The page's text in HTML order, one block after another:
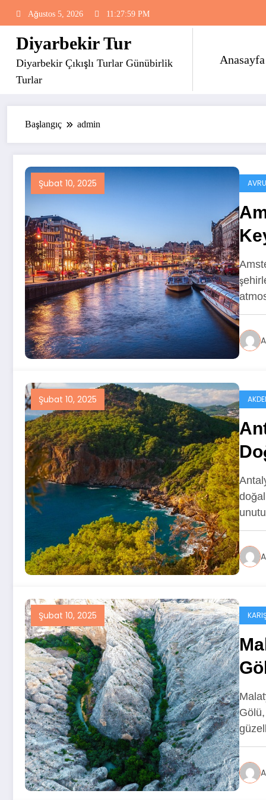
Ağustos 5, 2026 11:27:59 PM
Diyarbekir Tur
Diyarbekir Çıkışlı Turlar Günübirlik
Turlar
Anasayfa
Başlangıç admin
Şubat 10, 2025
Şubat 10, 2025
Şubat 10, 2025